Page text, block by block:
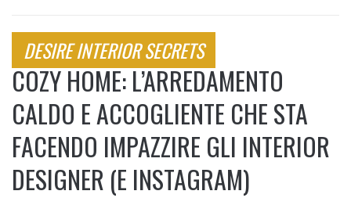
DESIRE INTERIOR SECRETS
COZY HOME: L’ARREDAMENTO
CALDO E ACCOGLIENTE CHE STA
FACENDO IMPAZZIRE GLI INTERIOR
DESIGNER (E INSTAGRAM)